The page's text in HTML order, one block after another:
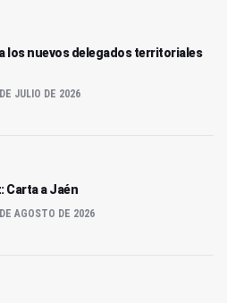
los nuevos delegados territoriales
JULIO DE 2026
Carta a Jaén
AGOSTO DE 2026